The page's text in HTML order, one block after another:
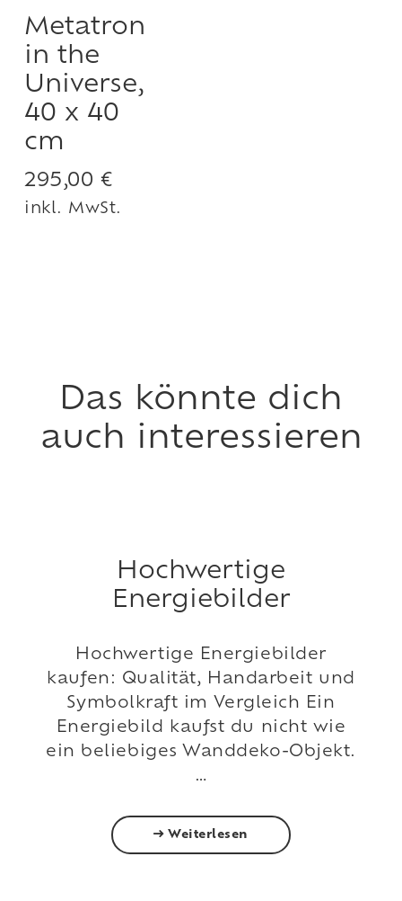
Metatron
in the
Universe,
40 x 40
cm
295,00 €
inkl. MwSt.
Das könnte dich
auch interessieren
Hochwertige
Energiebilder
Hochwertige Energiebilder
kaufen: Qualität, Handarbeit und
Symbolkraft im Vergleich Ein
Energiebild kaufst du nicht wie
ein beliebiges Wanddeko-Objekt.
…
Weiterlesen